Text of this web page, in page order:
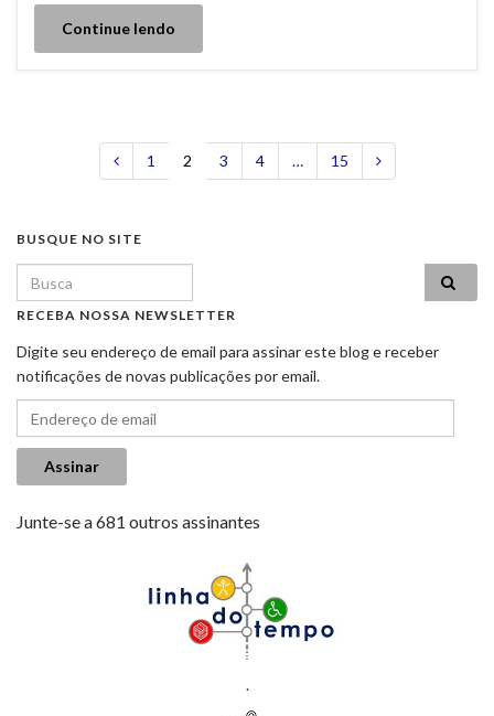
Continue lendo
1 2 3 4 … 15
BUSQUE NO SITE
Search for:
RECEBA NOSSA NEWSLETTER
Digite seu endereço de email para assinar este blog e receber
notificações de novas publicações por email.
Endereço de email
Assinar
Junte-se a 681 outros assinantes
.